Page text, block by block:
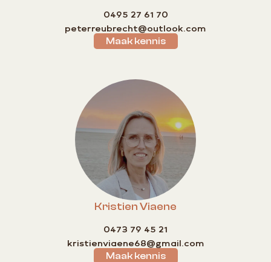
0495 27 61 70
peterreubrecht@outlook.com
Maak kennis
Kristien Viaene
0473 79 45 21
kristienviaene68@gmail.com
Maak kennis